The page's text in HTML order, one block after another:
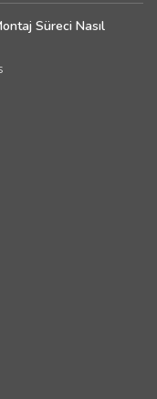
Süreci Nasıl